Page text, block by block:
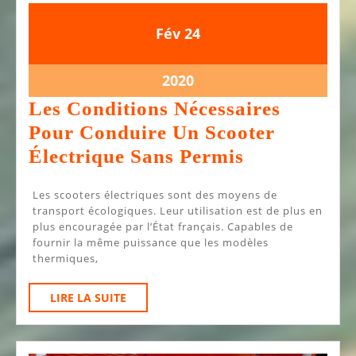
Fév24
2020
2424
202024
février
2020
Les Conditions Nécessaires
Pour Conduire Un Scooter
Électrique Sans Permis
Nécessaires
Pour
Conduire
Électrique
Sans
Les scooters électriques sont des moyens de
transport écologiques. Leur utilisation est de plus en
plus encouragée par l’État français. Capables de
fournir la même puissance que les modèles
thermiques,
LIRE LA SUITE
LA
SUITE